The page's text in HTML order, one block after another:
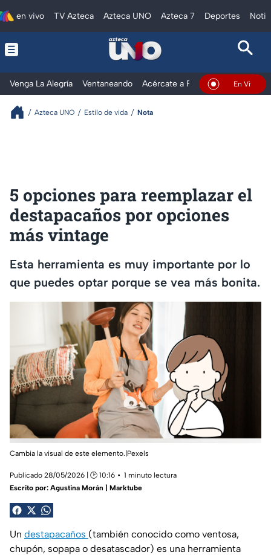
en vivo TV Azteca Azteca UNO Azteca 7 Deportes
Venga La Alegría Ventaneando Acércate a Rocío Al Extremo
En Vivo
Azteca UNO Estilo de vida Nota
5 opciones para reemplazar el
destapacaños por opciones
más vintage
Esta herramienta es muy importante por lo
que puedes optar porque se vea más bonita.
Cambia la visual de este elemento.|Pexels
Publicado 28/05/2026 | 🕑 10:16
1 minuto lectura
Escrito por: Agustina Morán | Marktube
Un destapacaños (también conocido como ventosa,
chupón, sopapa o desatascador) es una herramienta